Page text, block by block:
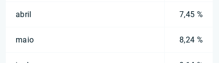
abril 7,45 %
maio 8,24 %